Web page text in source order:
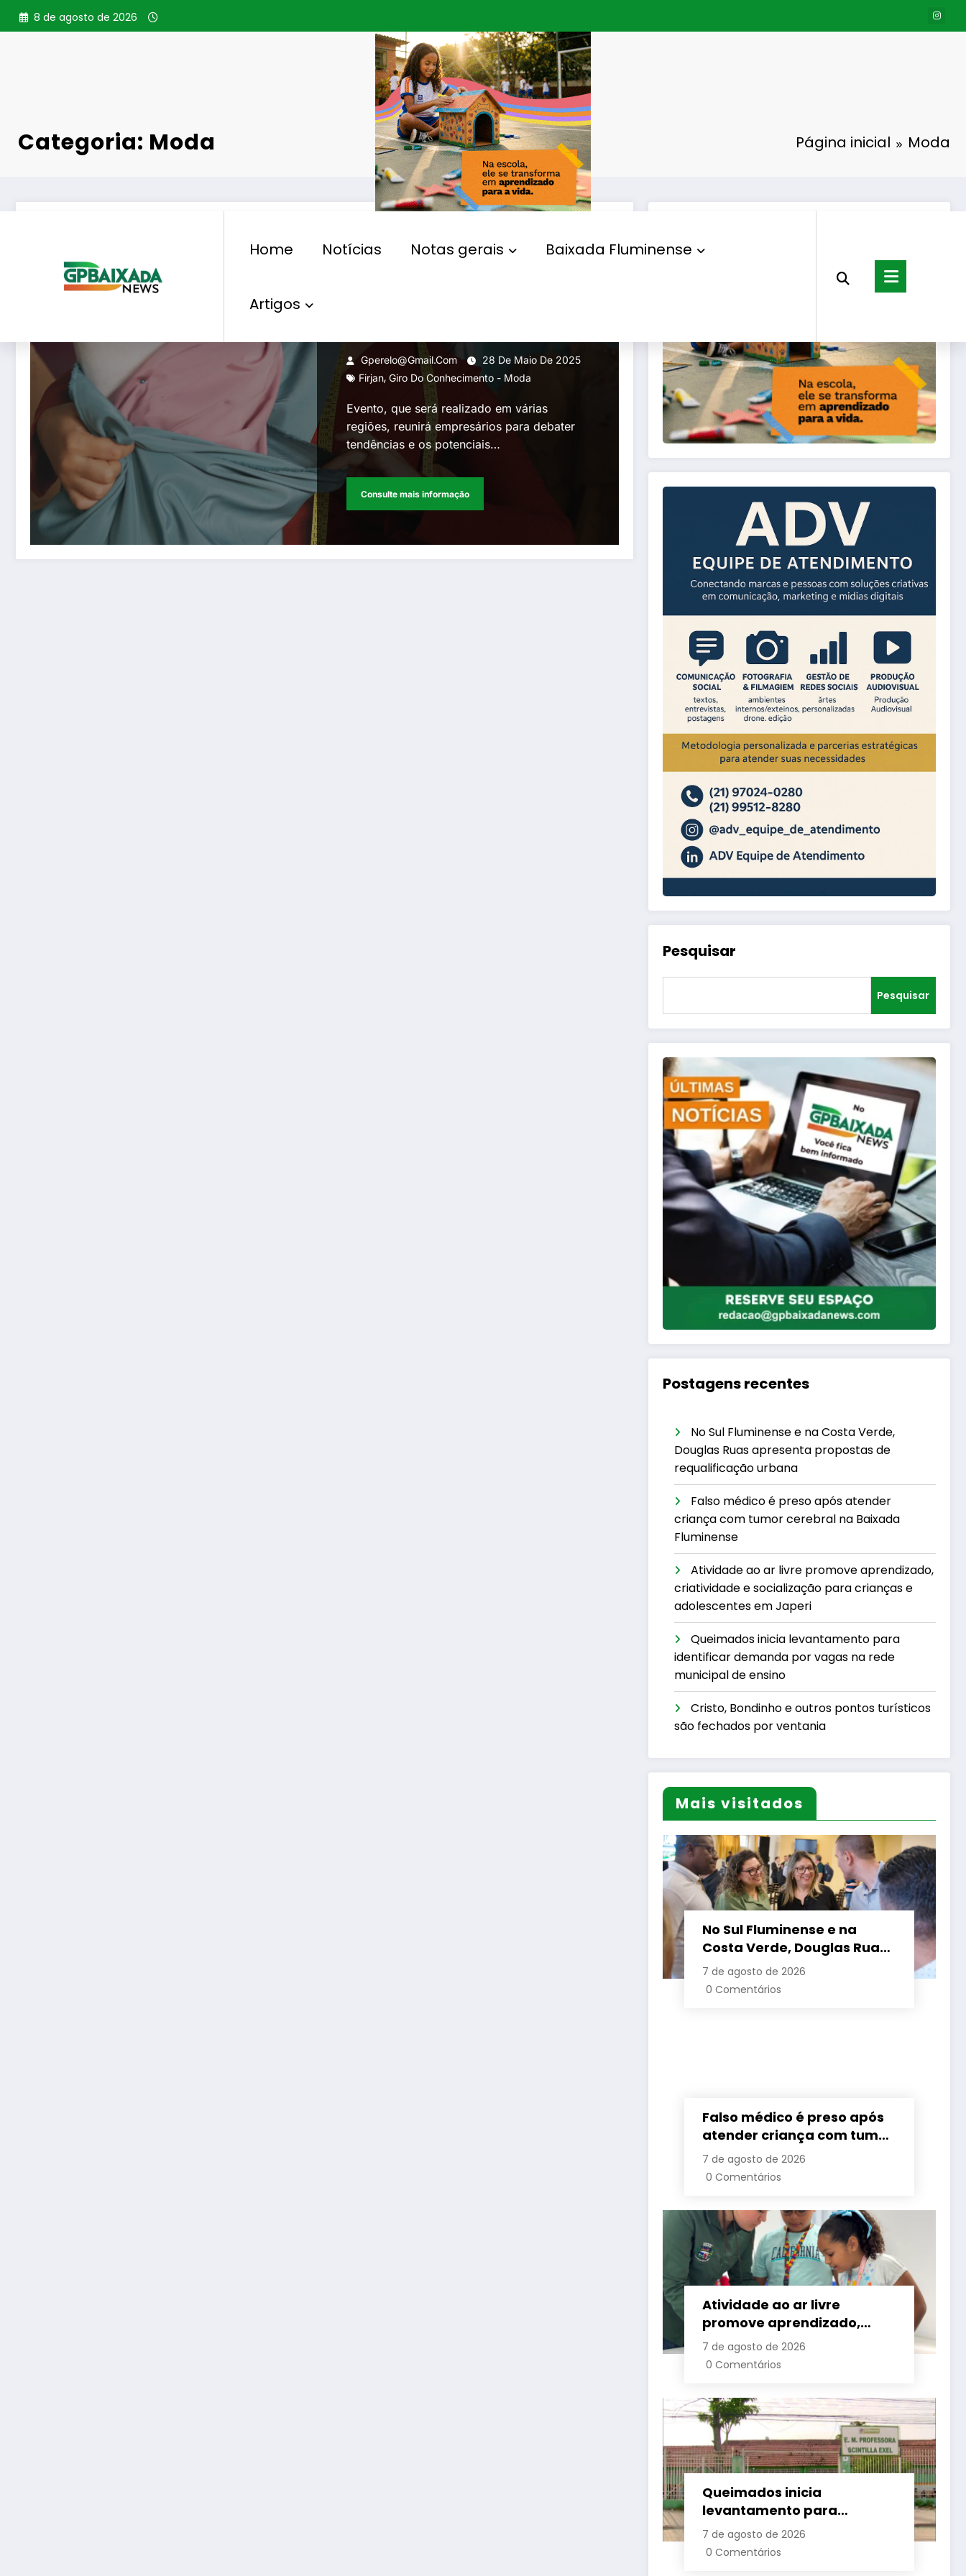
Pular
para
8 de agosto de 2026
Home Notícias Notas gerais Baixada Fluminense
Artigos
Categoria: Moda Página inicial Moda
MODA
Giro da Moda com foco no
desenvolvimento do setor
pelo estado
Gperelo@gmail.com
28 De Maio De 2025
Firjan,Giro Do Conhecimento - Moda
Evento, que será realizado em várias
regiões, reunirá empresários para debater
tendências e os potenciais…
Consulte mais informação
Pesquisar
Pesquisar
Postagens recentes
No Sul Fluminense e na Costa Verde,
Douglas Ruas apresenta propostas de
requalificação urbana
Falso médico é preso após atender
criança com tumor cerebral na Baixada
Fluminense
Atividade ao ar livre promove aprendizado,
criatividade e socialização para crianças e
adolescentes em Japeri
Queimados inicia levantamento para
identificar demanda por vagas na rede
municipal de ensino
Cristo, Bondinho e outros pontos turísticos
são fechados por ventania
Mais visitados
No Sul Fluminense e na
Costa Verde, Douglas Ruas
apresenta propostas de
requalificação urbana
7 de agosto de 2026
0 Comentários
Falso médico é preso após
atender criança com tumor
cerebral na Baixada
Fluminense
7 de agosto de 2026
0 Comentários
Atividade ao ar livre
promove aprendizado,
criatividade e socialização
para crianças e
7 de agosto de 2026
0 Comentários
Queimados inicia
levantamento para
identificar demanda por
vagas na rede municipal de
7 de agosto de 2026
0 Comentários